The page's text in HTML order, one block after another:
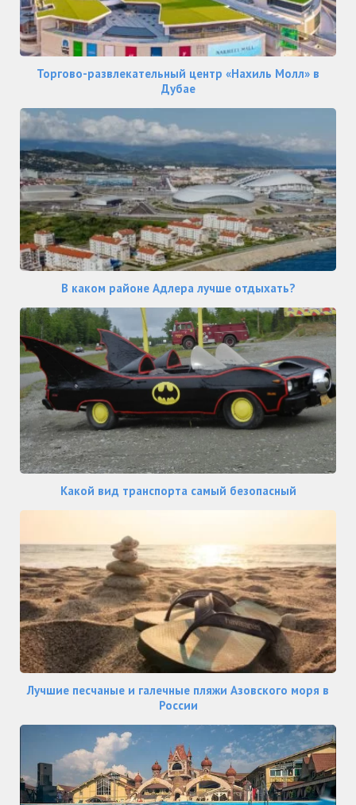
Торгово-развлекательный центр «Нахиль Молл» в
Дубае
В каком районе Адлера лучше отдыхать?
Какой вид транспорта самый безопасный
Лучшие песчаные и галечные пляжи Азовского моря в
России